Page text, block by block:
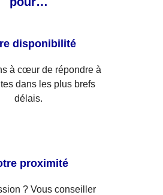
disponibilité
à cœur de répondre à
dans les plus brefs
délais.
proximité
? Vous conseiller